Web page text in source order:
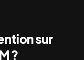
sur
?